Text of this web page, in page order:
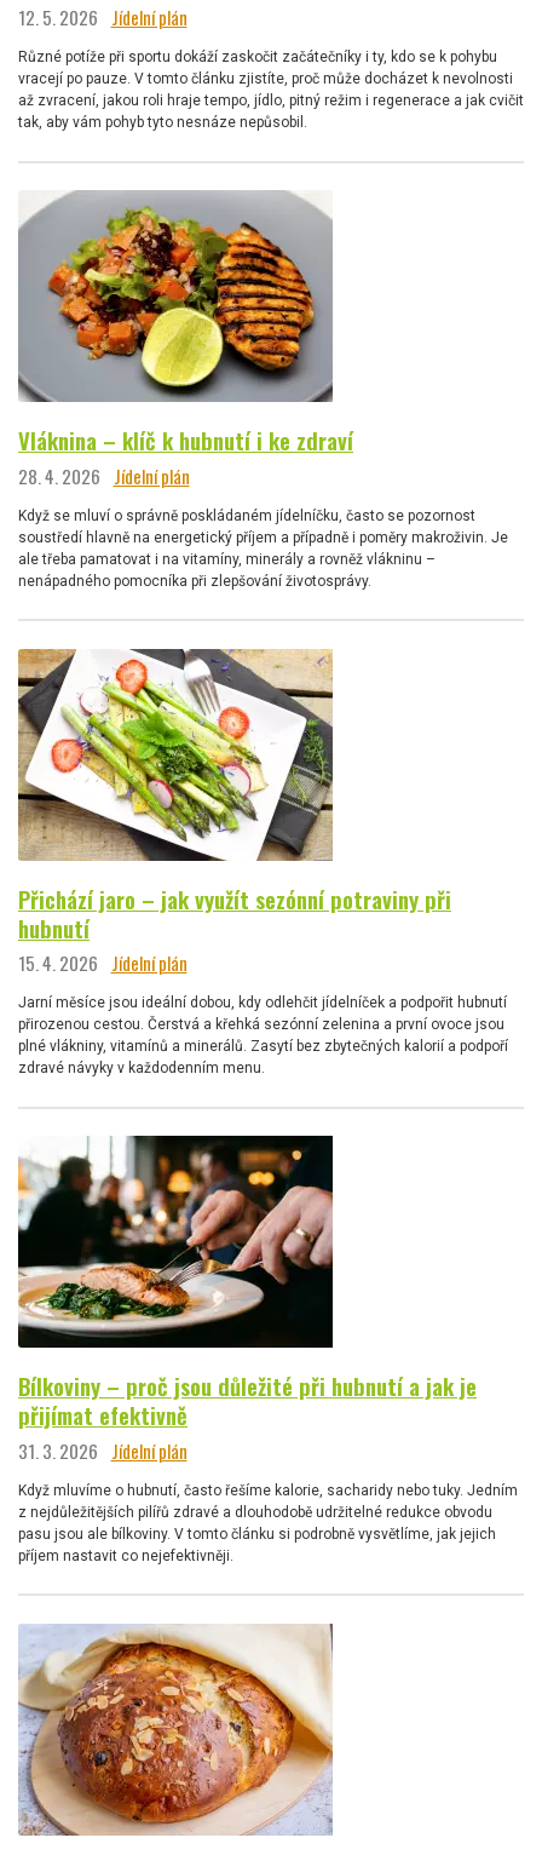
12. 5. 2026 Jídelní plán
Různé potíže při sportu dokáží zaskočit začátečníky i ty, kdo se k pohybu
vracejí po pauze. V tomto článku zjistíte, proč může docházet k nevolnosti
až zvracení, jakou roli hraje tempo, jídlo, pitný režim i regenerace a jak cvičit
tak, aby vám pohyb tyto nesnáze nepůsobil.
Vláknina – klíč k hubnutí i ke zdraví
28. 4. 2026 Jídelní plán
Když se mluví o správně poskládaném jídelníčku, často se pozornost
soustředí hlavně na energetický příjem a případně i poměry makroživin. Je
ale třeba pamatovat i na vitamíny, minerály a rovněž vlákninu –
nenápadného pomocníka při zlepšování životosprávy.
Přichází jaro – jak využít sezónní potraviny při
hubnutí
15. 4. 2026 Jídelní plán
Jarní měsíce jsou ideální dobou, kdy odlehčit jídelníček a podpořit hubnutí
přirozenou cestou. Čerstvá a křehká sezónní zelenina a první ovoce jsou
plné vlákniny, vitamínů a minerálů. Zasytí bez zbytečných kalorií a podpoří
zdravé návyky v každodenním menu.
Bílkoviny – proč jsou důležité při hubnutí a jak je
přijímat efektivně
31. 3. 2026 Jídelní plán
Když mluvíme o hubnutí, často řešíme kalorie, sacharidy nebo tuky. Jedním
z nejdůležitějších pilířů zdravé a dlouhodobě udržitelné redukce obvodu
pasu jsou ale bílkoviny. V tomto článku si podrobně vysvětlíme, jak jejich
příjem nastavit co nejefektivněji.